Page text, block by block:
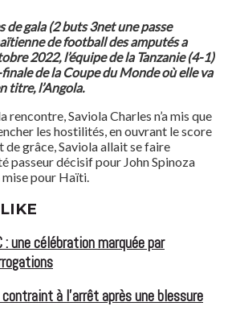
de gala (2 buts 3net une passe
de football des amputés a
2022, l’équipe de la Tanzanie (4-1)
de la Coupe du Monde où elle va
titre, l’Angola.
rencontre, Saviola Charles n’a mis que
les hostilités, en ouvrant le score
grâce, Saviola allait se faire
passeur décisif pour John Spinoza
pour Haïti.
une célébration marquée par
à l’arrêt après une blessure